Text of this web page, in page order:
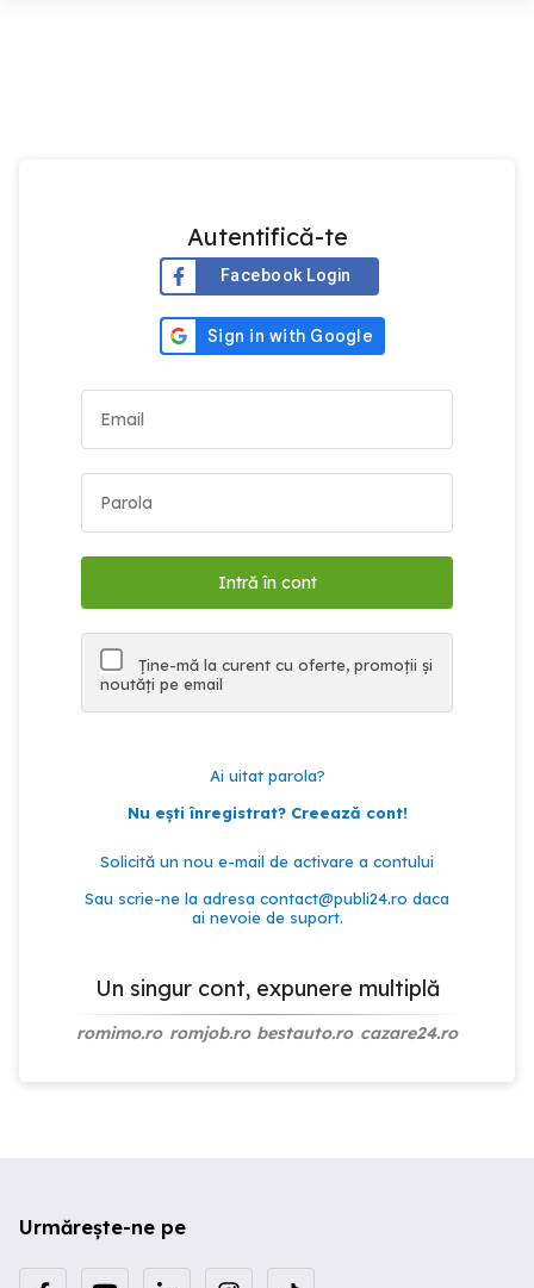
Autentifică-te
Facebook Login
Ține-mă la curent cu oferte, promoții și
noutăți pe email
Ai uitat parola?
Nu ești înregistrat? Creează cont!
Solicită un nou e-mail de activare a contului
Sau scrie-ne la adresa contact@publi24.ro daca
ai nevoie de suport.
Un singur cont, expunere multiplă
romimo.ro romjob.ro bestauto.ro cazare24.ro
Urmărește-ne pe